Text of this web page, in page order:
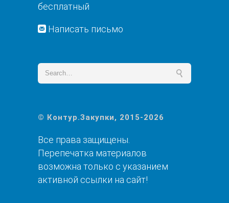
бесплатный
Написать письмо
© Контур.Закупки, 2015-2026
Все права защищены.
Перепечатка материалов
возможна только с указанием
активной ссылки на сайт!